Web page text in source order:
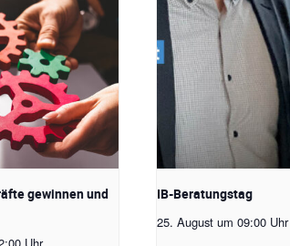
gewinnen und
IB-Beratungstag
25. August um 09:00 Uhr